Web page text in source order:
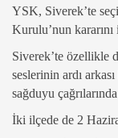
YSK, Siverek’te
Kurulu’nun kararını
Siverek’te özellikle
seslerinin ardı
sağduyu
İki ilçede de 2